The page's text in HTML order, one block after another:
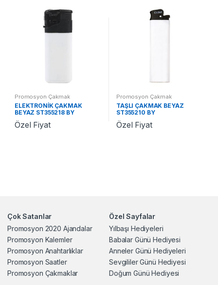
Promosyon Çakmak
ELEKTRONİK ÇAKMAK
BEYAZ ST355218 BY
Özel Fiyat
Promosyon Çakmak
TAŞLI ÇAKMAK BEYAZ
ST355210 BY
Özel Fiyat
Çok Satanlar
Promosyon 2020 Ajandalar
Promosyon Kalemler
Promosyon Anahtarlıklar
Promosyon Saatler
Promosyon Çakmaklar
Özel Sayfalar
Yılbaşı Hediyeleri
Babalar Günü Hediyesi
Anneler Günü Hediyeleri
Sevgililer Günü Hediyesi
Doğum Günü Hediyesi